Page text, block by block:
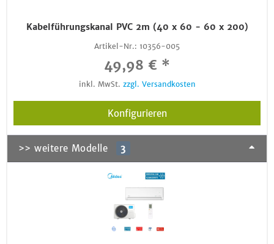
Kabelführungskanal PVC 2m (40 x 60 - 60 x 200)
Artikel-Nr.: 10356-005
49,98 € *
inkl. MwSt. zzgl. Versandkosten
Konfigurieren
>> weitere Modelle 3